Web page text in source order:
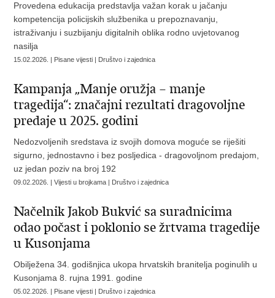
Provedena edukacija predstavlja važan korak u jačanju
kompetencija policijskih službenika u prepoznavanju,
istraživanju i suzbijanju digitalnih oblika rodno uvjetovanog
nasilja
15.02.2026. | Pisane vijesti | Društvo i zajednica
Kampanja „Manje oružja – manje
tragedija“: značajni rezultati dragovoljne
predaje u 2025. godini
Nedozvoljenih sredstava iz svojih domova moguće se riješiti
sigurno, jednostavno i bez posljedica - dragovoljnom predajom,
uz jedan poziv na broj 192
09.02.2026. | Vijesti u brojkama | Društvo i zajednica
Načelnik Jakob Bukvić sa suradnicima
odao počast i poklonio se žrtvama tragedije
u Kusonjama
Obilježena 34. godišnjica ukopa hrvatskih branitelja poginulih u
Kusonjama 8. rujna 1991. godine
05.02.2026. | Pisane vijesti | Društvo i zajednica